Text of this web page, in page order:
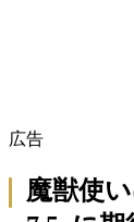
広告
魔獣使